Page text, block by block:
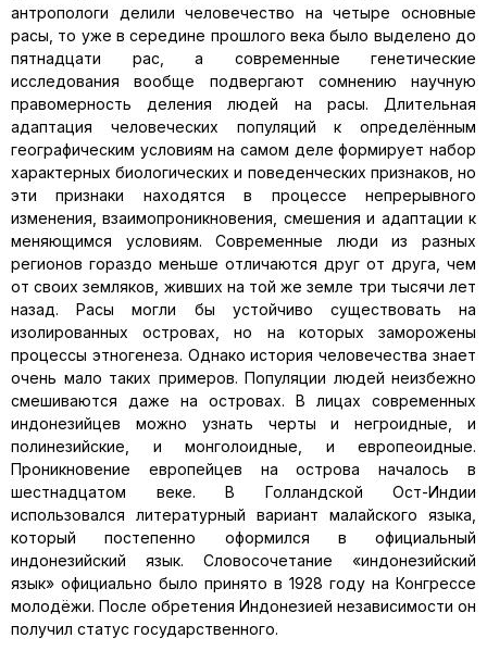
антропологи делили человечество на четыре основные
расы, то уже в середине прошлого века было выделено до
пятнадцати рас, а современные генетические
исследования вообще подвергают сомнению научную
правомерность деления людей на расы. Длительная
адаптация человеческих популяций к определённым
географическим условиям на самом деле формирует набор
характерных биологических и поведенческих признаков, но
эти признаки находятся в процессе непрерывного
изменения, взаимопроникновения, смешения и адаптации к
меняющимся условиям. Современные люди из разных
регионов гораздо меньше отличаются друг от друга, чем
от своих земляков, живших на той же земле три тысячи лет
назад. Расы могли бы устойчиво существовать на
изолированных островах, но на которых заморожены
процессы этногенеза. Однако история человечества знает
очень мало таких примеров. Популяции людей неизбежно
смешиваются даже на островах. В лицах современных
индонезийцев можно узнать черты и негроидные, и
полинезийские, и монголоидные, и европеоидные.
Проникновение европейцев на острова началось в
шестнадцатом веке. В Голландской Ост-Индии
использовался литературный вариант малайского языка,
который постепенно оформился в официальный
индонезийский язык. Словосочетание «индонезийский
язык» официально было принято в 1928 году на Конгрессе
молодёжи. После обретения Индонезией независимости он
получил статус государственного.